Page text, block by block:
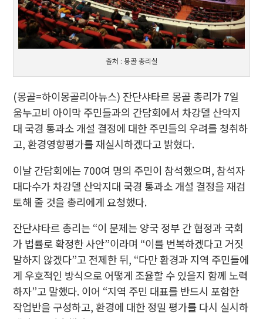
출처 : 몽골 총리실
(몽골=하이몽골리아뉴스) 잔단샤타르 몽골 총리가 7일
움누고비 아이막 주민들과의 간담회에서 차강델 산악지
대 국경 통과소 개설 결정에 대한 주민들의 우려를 청취하
고, 환경영향평가를 재실시하겠다고 밝혔다.
이날 간담회에는 700여 명의 주민이 참석했으며, 참석자
대다수가 차강델 산악지대 국경 통과소 개설 결정을 재검
토해 줄 것을 총리에게 요청했다.
잔단샤타르 총리는 “이 문제는 양국 정부 간 협정과 국회
가 법률로 확정한 사안”이라며 “이를 번복하겠다고 거짓
말하지 않겠다”고 전제한 뒤, “다만 환경과 지역 주민들에
게 우호적인 방식으로 어떻게 조율할 수 있을지 함께 노력
하자”고 말했다. 이어 “지역 주민 대표를 반드시 포함한
작업반을 구성하고, 환경에 대한 정밀 평가를 다시 실시하